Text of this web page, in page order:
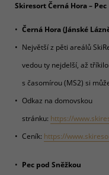
Skiresort Černá Hora – Pec
Černá Hora (Jánské
Největší z pěti areálů
vedou ty nejdelší, až
s časomírou (MS2) si
Odkaz na domovskou
stránku: https://
Ceník: https://
Pec pod Sněžkou